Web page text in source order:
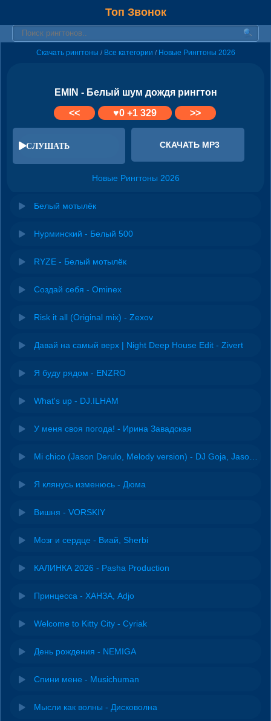
Топ Звонок
Скачать рингтоны / Все категории / Новые Рингтоны 2026
EMIN - Белый шум дождя рингтон
<<
♥0 +1 329 >>
СЛУШАТЬ СКАЧАТЬ MP3
Новые Рингтоны 2026
Белый мотылёк
Нурминский - Белый 500
RYZE - Белый мотылёк
Создай себя - Ominex
Risk it all (Original mix) - Zexov
Давай на самый верх | Night Deep House Edit - Zivert
Я буду рядом - ENZRO
What's up - DJ.ILHAM
У меня своя погода! - Ирина Завадская
Я клянусь изменюсь - Дюма
Вишня - VORSKIY
Мозг и сердце - Виай, Sherbi
КАЛИНКА 2026 - Pasha Production
Принцесса - ХАНЗА, Adjo
Welcome to Kitty City - Cyriak
День рождения - NEMIGA
Спини мене - Musichuman
Мысли как волны - Дисковолна